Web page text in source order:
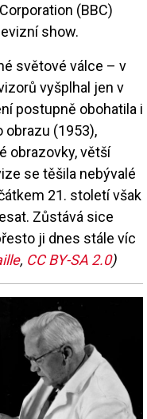
(BBC)
show.
světové válce – v
vyšplhal jen v
postupně obohatila i
obrazu (1953),
obrazovky, větší
se těšila nebývalé
21. století však
Zůstává sice
ji dnes stále víc
, CC BY-SA 2.0)